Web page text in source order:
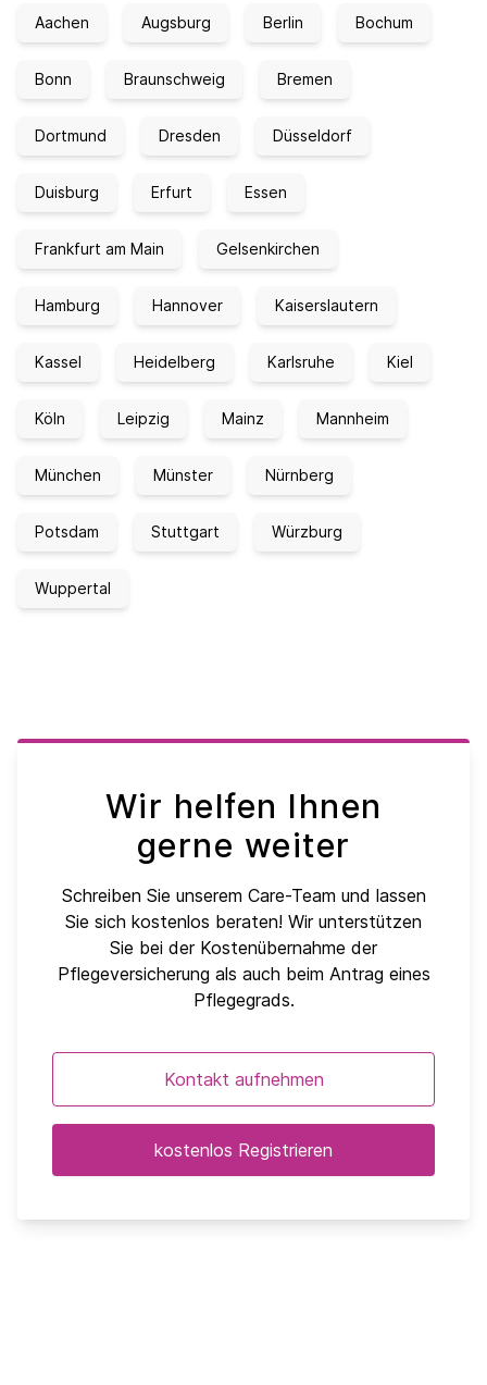
Aachen Augsburg Berlin Bochum
Bonn Braunschweig Bremen
Dortmund Dresden Düsseldorf
Duisburg Erfurt Essen
Frankfurt am Main Gelsenkirchen
Hamburg Hannover Kaiserslautern
Kassel Heidelberg Karlsruhe Kiel
Köln Leipzig Mainz Mannheim
München Münster Nürnberg
Potsdam Stuttgart Würzburg
Wuppertal
Wir helfen Ihnen
gerne weiter
Schreiben Sie unserem Care-Team und lassen
Sie sich kostenlos beraten! Wir unterstützen
Sie bei der Kostenübernahme der
Pflegeversicherung als auch beim Antrag eines
Pflegegrads.
Kontakt aufnehmen
kostenlos Registrieren